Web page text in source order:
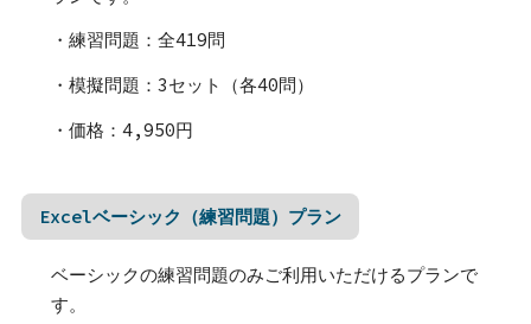
・練習問題：全419問
・模擬問題：3セット（各40問）
・価格：4,950円
Excelベーシック（練習問題）プラン
ベーシックの練習問題のみご利用いただけるプランで
す。